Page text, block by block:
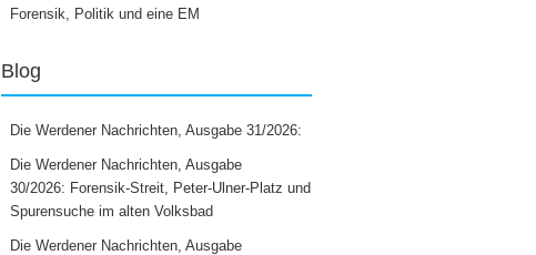
Forensik, Politik und eine EM
Blog
Die Werdener Nachrichten, Ausgabe 31/2026:
Die Werdener Nachrichten, Ausgabe
30/2026: Forensik-Streit, Peter-Ulner-Platz und
Spurensuche im alten Volksbad
Die Werdener Nachrichten, Ausgabe